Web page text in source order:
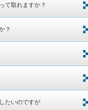
て取れますか？
？
たいのですが